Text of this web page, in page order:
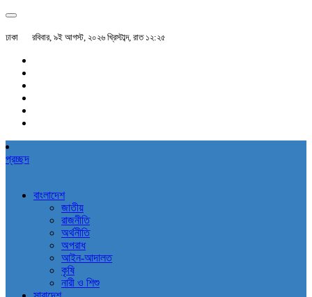
ঢাকা রবিবার, ৯ই আগস্ট, ২০২৬ খ্রিস্টাব্দ, রাত ১২:২৫
প্রচ্ছদ
বাংলাদেশ
জাতীয়
রাজনীতি
অর্থনীতি
অপরাধ
আইন-আদালত
কৃষি
নারী ও শিশু